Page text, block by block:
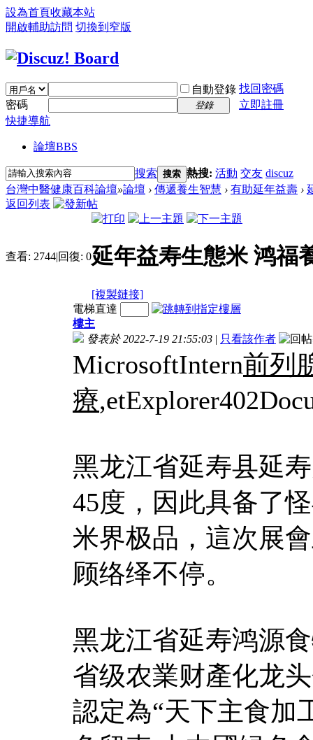
設為首頁收藏本站
開啟輔助訪問 切換到窄版
自動登錄 找回密碼
密碼
登錄
立即註冊
快捷導航
論壇BBS
搜索 搜索 熱搜: 活動 交友 discuz
台灣中醫健康百科論壇»論壇 › 傳遞養生智慧 › 有助延年益壽 ›
返回列表
查看: 2744|回復: 0延年益寿生態米 鸿福
[複製鏈接]
電梯直達
樓主
發表於 2022-7-19 21:55:03 | 只看該作者
MicrosoftIntern前列
療
黑龙江省延寿县延
45度，因此具备了
米界极品，這次展
顾络绎不停。
黑龙江省延寿鸿源
省级农業财產化龙
認定為“天下主食加